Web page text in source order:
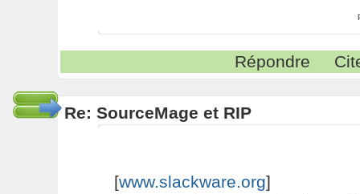
Répondre
Re: SourceMage et RIP
[www.slackware.org]